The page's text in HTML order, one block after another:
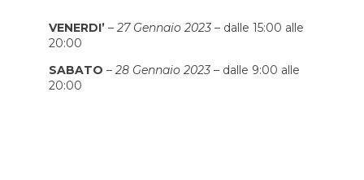
VENERDI’– 27 Gennaio 2023– dalle 15:00 alle
20:00
SABATO – 28 Gennaio 2023– dalle 9:00 alle
20:00